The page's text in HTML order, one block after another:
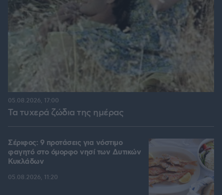
Τα τυχερά ζώδια της ημέρας
05.08.2026, 17:00
Σέριφος: 9 προτάσεις για νόστιμο
φαγητό στο όμορφο νησί των Δυτικών
Κυκλάδων
05.08.2026, 11:20